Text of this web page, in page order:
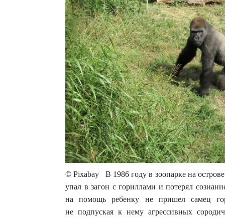
© Pixabay В 1986 году в зоопарке на
упал в загон с гориллами и потерял
на помощь ребенку не пришел самец
не подпуская к нему агрессивных